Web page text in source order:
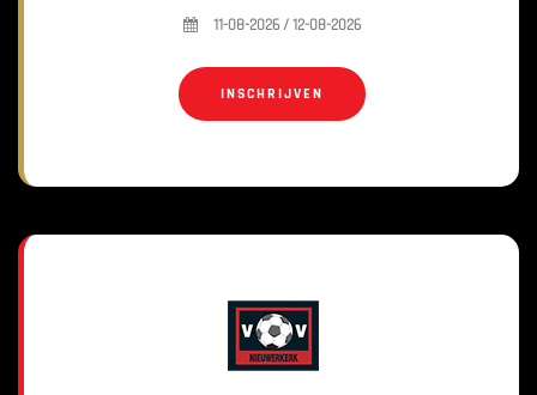
11-08-2026 / 12-08-2026
INSCHRIJVEN